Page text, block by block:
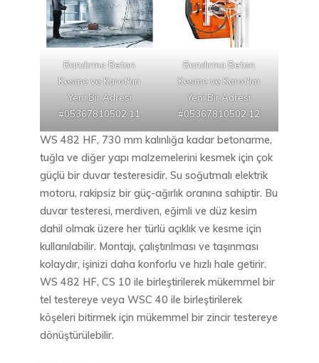
Bandırma Beton
Kesme ve Karot'un
Yeni Bir Adresi
#05367810502 11
Bandırma Beton
Kesme ve Karot'un
Yeni Bir Adresi
#05367810502 12
WS 482 HF, 730 mm kalınlığa kadar betonarme,
tuğla ve diğer yapı malzemelerini kesmek için çok
güçlü bir duvar testeresidir. Su soğutmalı elektrik
motoru, rakipsiz bir güç-ağırlık oranına sahiptir. Bu
duvar testeresi, merdiven, eğimli ve düz kesim
dahil olmak üzere her türlü açıklık ve kesme için
kullanılabilir. Montajı, çalıştırılması ve taşınması
kolaydır, işinizi daha konforlu ve hızlı hale getirir.
WS 482 HF, CS 10 ile birleştirilerek mükemmel bir
tel testereye veya WSC 40 ile birleştirilerek
köşeleri bitirmek için mükemmel bir zincir testereye
dönüştürülebilir.